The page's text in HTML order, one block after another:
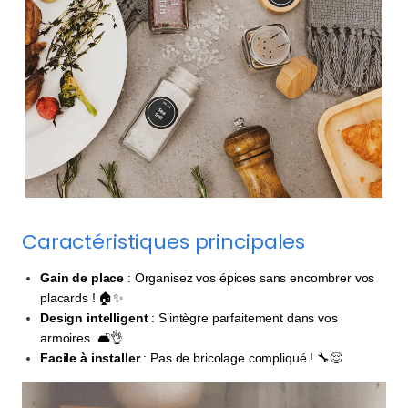
Caractéristiques principales
Gain de place : Organisez vos épices sans encombrer vos
placards ! 🏠✨
Design intelligent: S’intègre parfaitement dans vos
armoires. 🛋️👌
Facile à installer: Pas de bricolage compliqué ! 🔧😌